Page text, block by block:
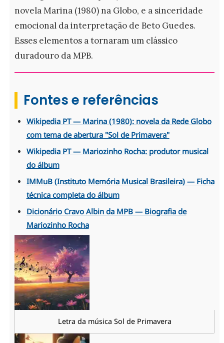
novela Marina (1980) na Globo, e a sinceridade
emocional da interpretação de Beto Guedes.
Esses elementos a tornaram um clássico
duradouro da MPB.
Fontes e referências
Wikipedia PT — Marina (1980): novela da Rede Globo
com tema de abertura "Sol de Primavera"
Wikipedia PT — Mariozinho Rocha: produtor musical
do álbum
IMMuB (Instituto Memória Musical Brasileira) — Ficha
técnica completa do álbum
Dicionário Cravo Albin da MPB — Biografia de
Mariozinho Rocha
Letra da música Sol de Primavera